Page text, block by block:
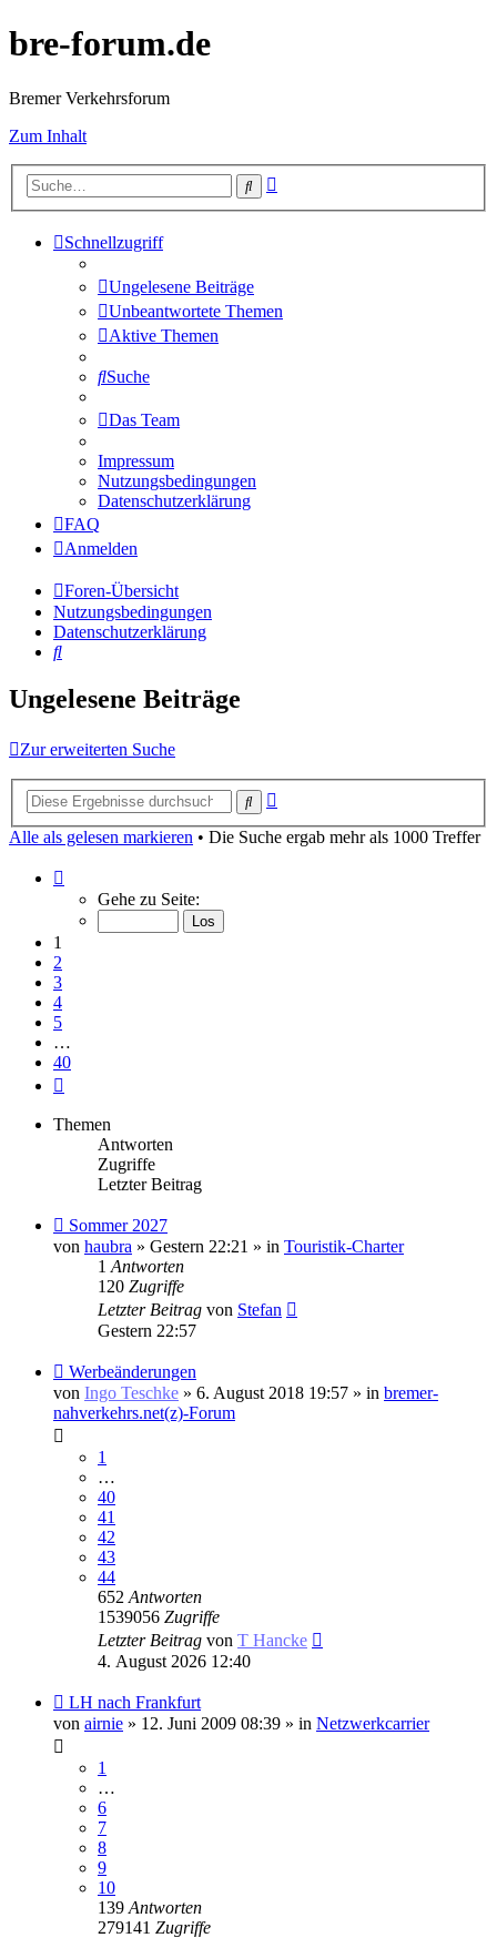
bre-forum.de
Bremer Verkehrsforum
Zum Inhalt
Suche
Schnellzugriff
Ungelesene Beiträge
Unbeantwortete Themen
Aktive Themen
Suche
Das Team
Impressum
Nutzungsbedingungen
Datenschutzerklärung
FAQ
Anmelden
Foren-Übersicht
Nutzungsbedingungen
Datenschutzerklärung
Suche
Ungelesene Beiträge
Zur erweiterten Suche
Suche
Alle als gelesen markieren • Die Suche ergab mehr als 1000 Treffer
von
Gehe zu Seite:
1
2
3
4
5
…
40
Themen
Antworten
Zugriffe
Letzter Beitrag
Neuer
Beitrag
Sommer 2027
von haubra » Gestern 22:21 » in Touristik-Charter
1 Antworten
120 Zugriffe
Letzter Beitrag von Stefan
Gestern 22:57
Neuer
Beitrag
Werbeänderungen
von Ingo Teschke » 6. August 2018 19:57 » in bremer-
nahverkehrs.net(z)-Forum
1
…
40
41
42
43
44
652 Antworten
1539056 Zugriffe
Letzter Beitrag von T Hancke
4. August 2026 12:40
Neuer
Beitrag
LH nach Frankfurt
von airnie » 12. Juni 2009 08:39 » in Netzwerkcarrier
1
…
6
7
8
9
10
139 Antworten
279141 Zugriffe